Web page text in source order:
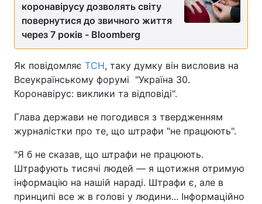
коронавірусу дозволять світу
повернутися до звичного життя
через 7 років - Bloomberg
Як повідомляє ТСН, таку думку він висловив на
Всеукраїнському форумі "Україна 30.
Коронавірус: виклики та відповіді".
Глава держави не погодився з твердженням
журналістки про те, що штрафи "не працюють".
"Я б не сказав, що штрафи не працюють.
Штрафують тисячі людей — я щотижня отримую
інформацію на нашій нараді. Штрафи є, але в
принципі все ж в голові у людини... Інформаційно